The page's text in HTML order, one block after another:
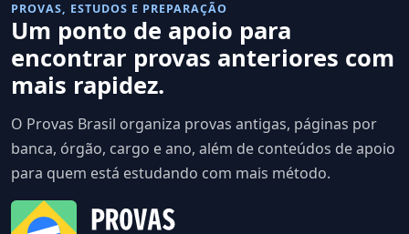
PROVAS, ESTUDOS E PREPARAÇÃO
Um ponto de apoio para
encontrar provas anteriores com
mais rapidez.
O Provas Brasil organiza provas antigas, páginas por
banca, órgão, cargo e ano, além de conteúdos de apoio
para quem está estudando com mais método.